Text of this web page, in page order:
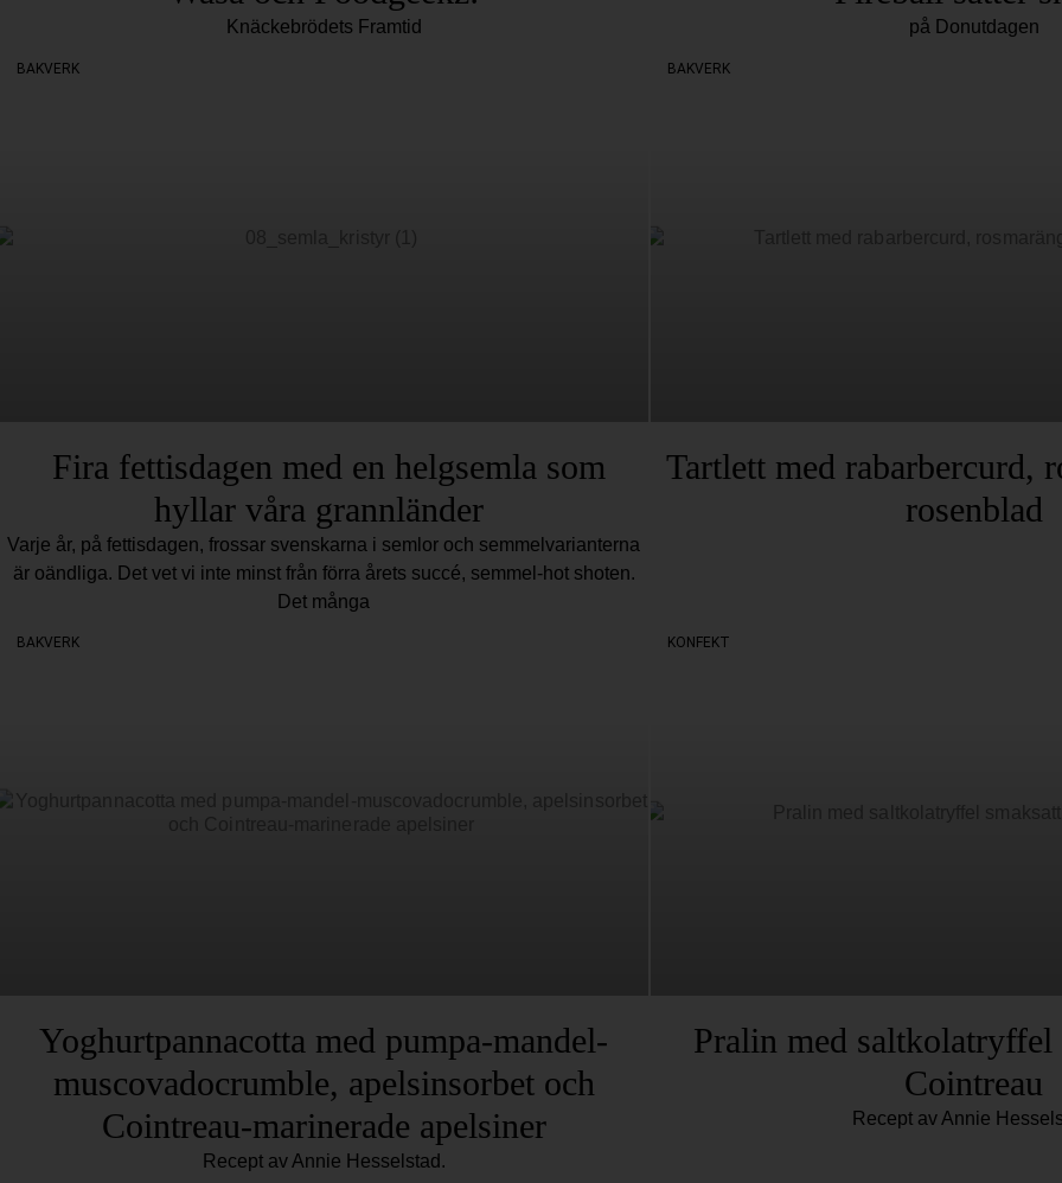
Knäckebrödets Framtid på Donutdagen
BAKVERK
Fira fettisdagen med en helgsemla som
hyllar våra grannländer
Varje år, på fettisdagen, frossar svenskarna i semlor och semmelvarianterna
är oändliga. Det vet vi inte minst från förra årets succé, semmel-hot shoten.
Det många
BAKVERK
Tartlett med rabarbercurd,
rosenblad
BAKVERK
Yoghurtpannacotta med pumpa-mandel-
muscovadocrumble, apelsinsorbet och
Cointreau-marinerade apelsiner
Recept av Annie Hesselstad.
KONFEKT
Pralin med saltkolatryffel
Cointreau
Recept av Annie